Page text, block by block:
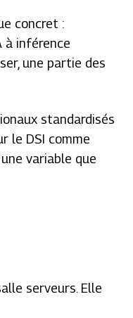
concret :
à inférence
une partie des
standardisés
le DSI comme
variable que
serveurs. Elle